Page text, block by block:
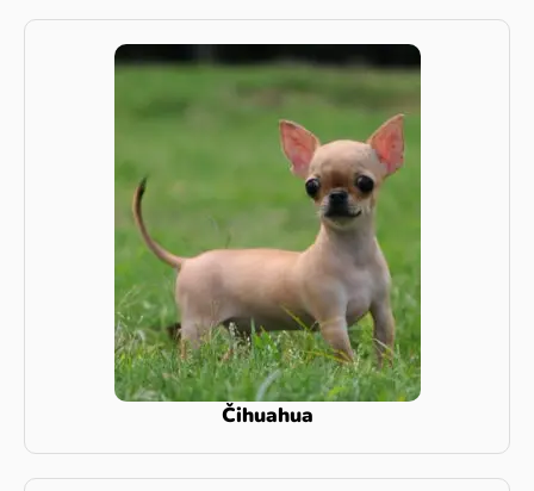
Čihuahua